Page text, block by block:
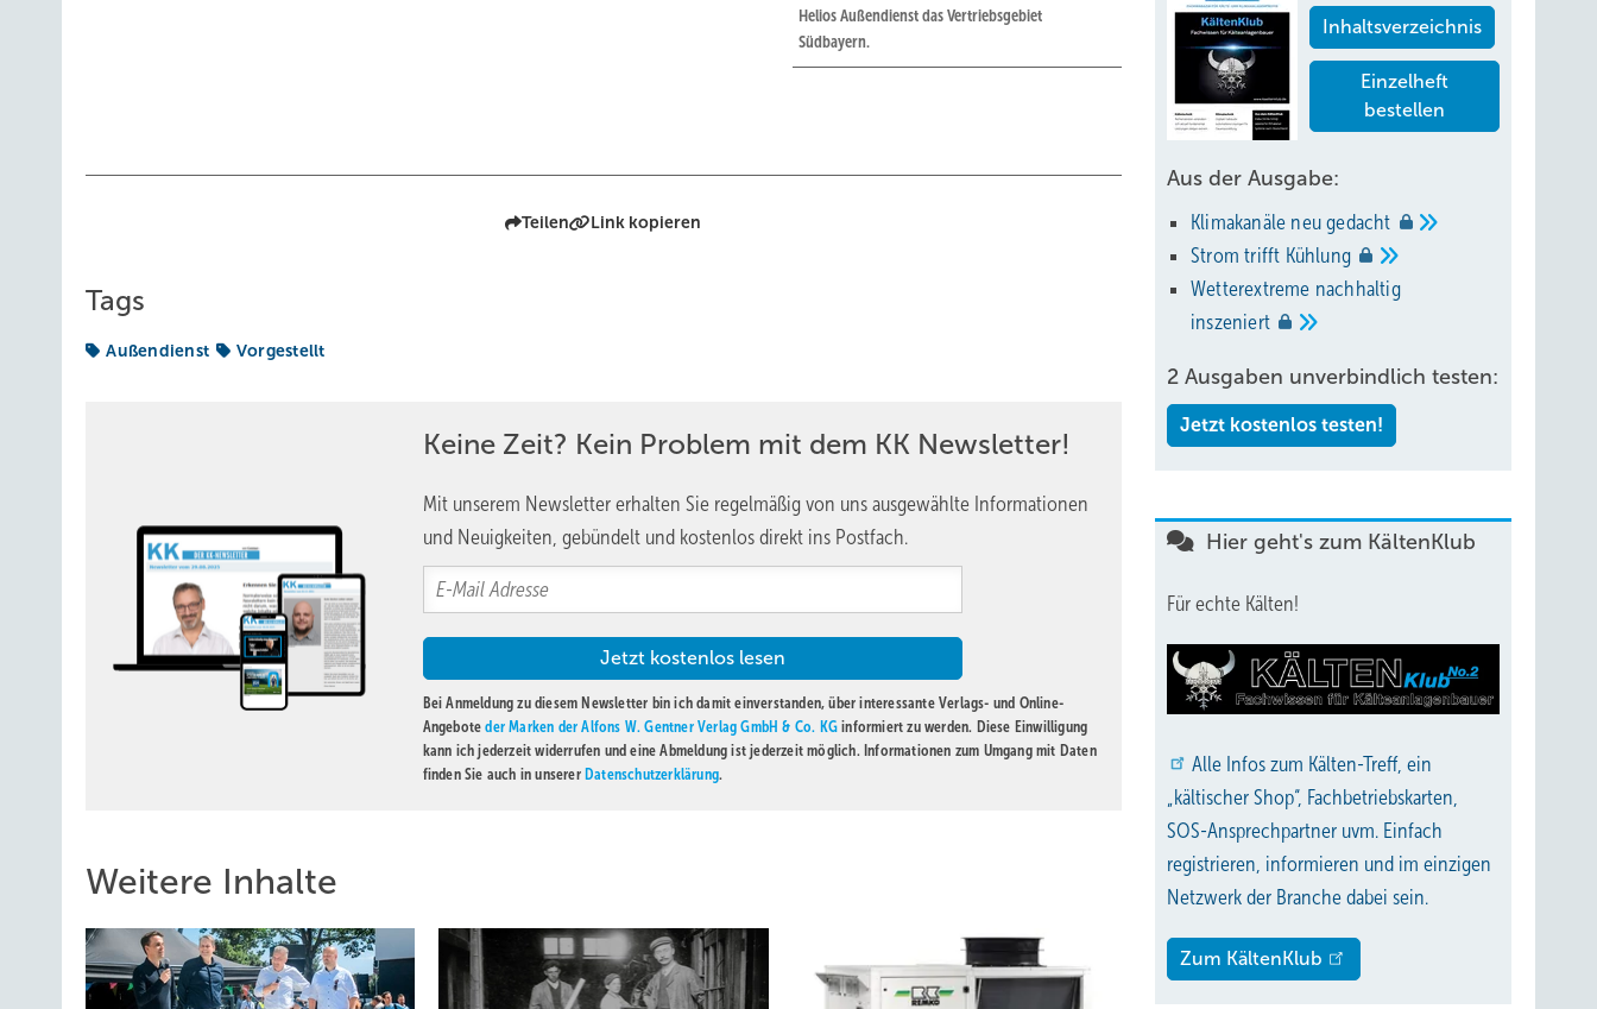
Helios Außendienst das Vertriebsgebiet
Südbayern.
Teilen Link kopieren
Tags
Außendienst Vorgestellt
Keine Zeit? Kein Problem mit dem KK Newsletter!
Mit unserem Newsletter erhalten Sie regelmäßig von uns ausgewählte Informationen
und Neuigkeiten, gebündelt und kostenlos direkt ins Postfach.
Bei Anmeldung zu diesem Newsletter bin ich damit einverstanden, über interessante Verlags- und Online-
Angeboteder Marken der Alfons W. Gentner Verlag GmbH & Co. KG informiert zu werden. Diese Einwilligung
kann ich jederzeit widerrufen und eine Abmeldung ist jederzeit möglich. Informationen zum Umgang mit Daten
finden Sie auch in unserer Datenschutzerklärung.
Weitere Inhalte
Inhaltsverzeichnis
Einzelheft
bestellen
Aus der Ausgabe:
Klimakanäle neugedacht
Strom trifft Kühlung
Wetterextreme nachhaltig
inszeniert
2 Ausgaben unverbindlich testen:
Jetzt kostenlos testen!
Hier geht's zum KältenKlub
Für echte Kälten!
Alle Infos zum Kälten-Treff, ein
„kältischer Shop“, Fachbetriebskarten,
SOS-Ansprechpartner uvm. Einfach
registrieren, informieren und im einzigen
Netzwerk der Branche dabei sein.
Zum KältenKlub